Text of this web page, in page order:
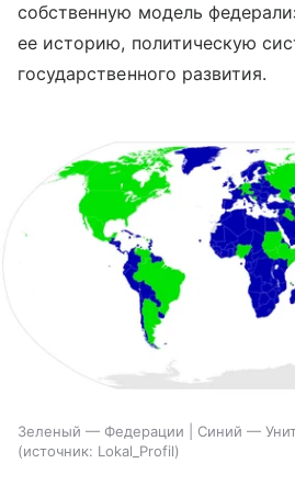
собственную модель
ее историю, политическую
государственного развития.
Зеленый — Федерации | Синий —
источник: Lokal_Profil